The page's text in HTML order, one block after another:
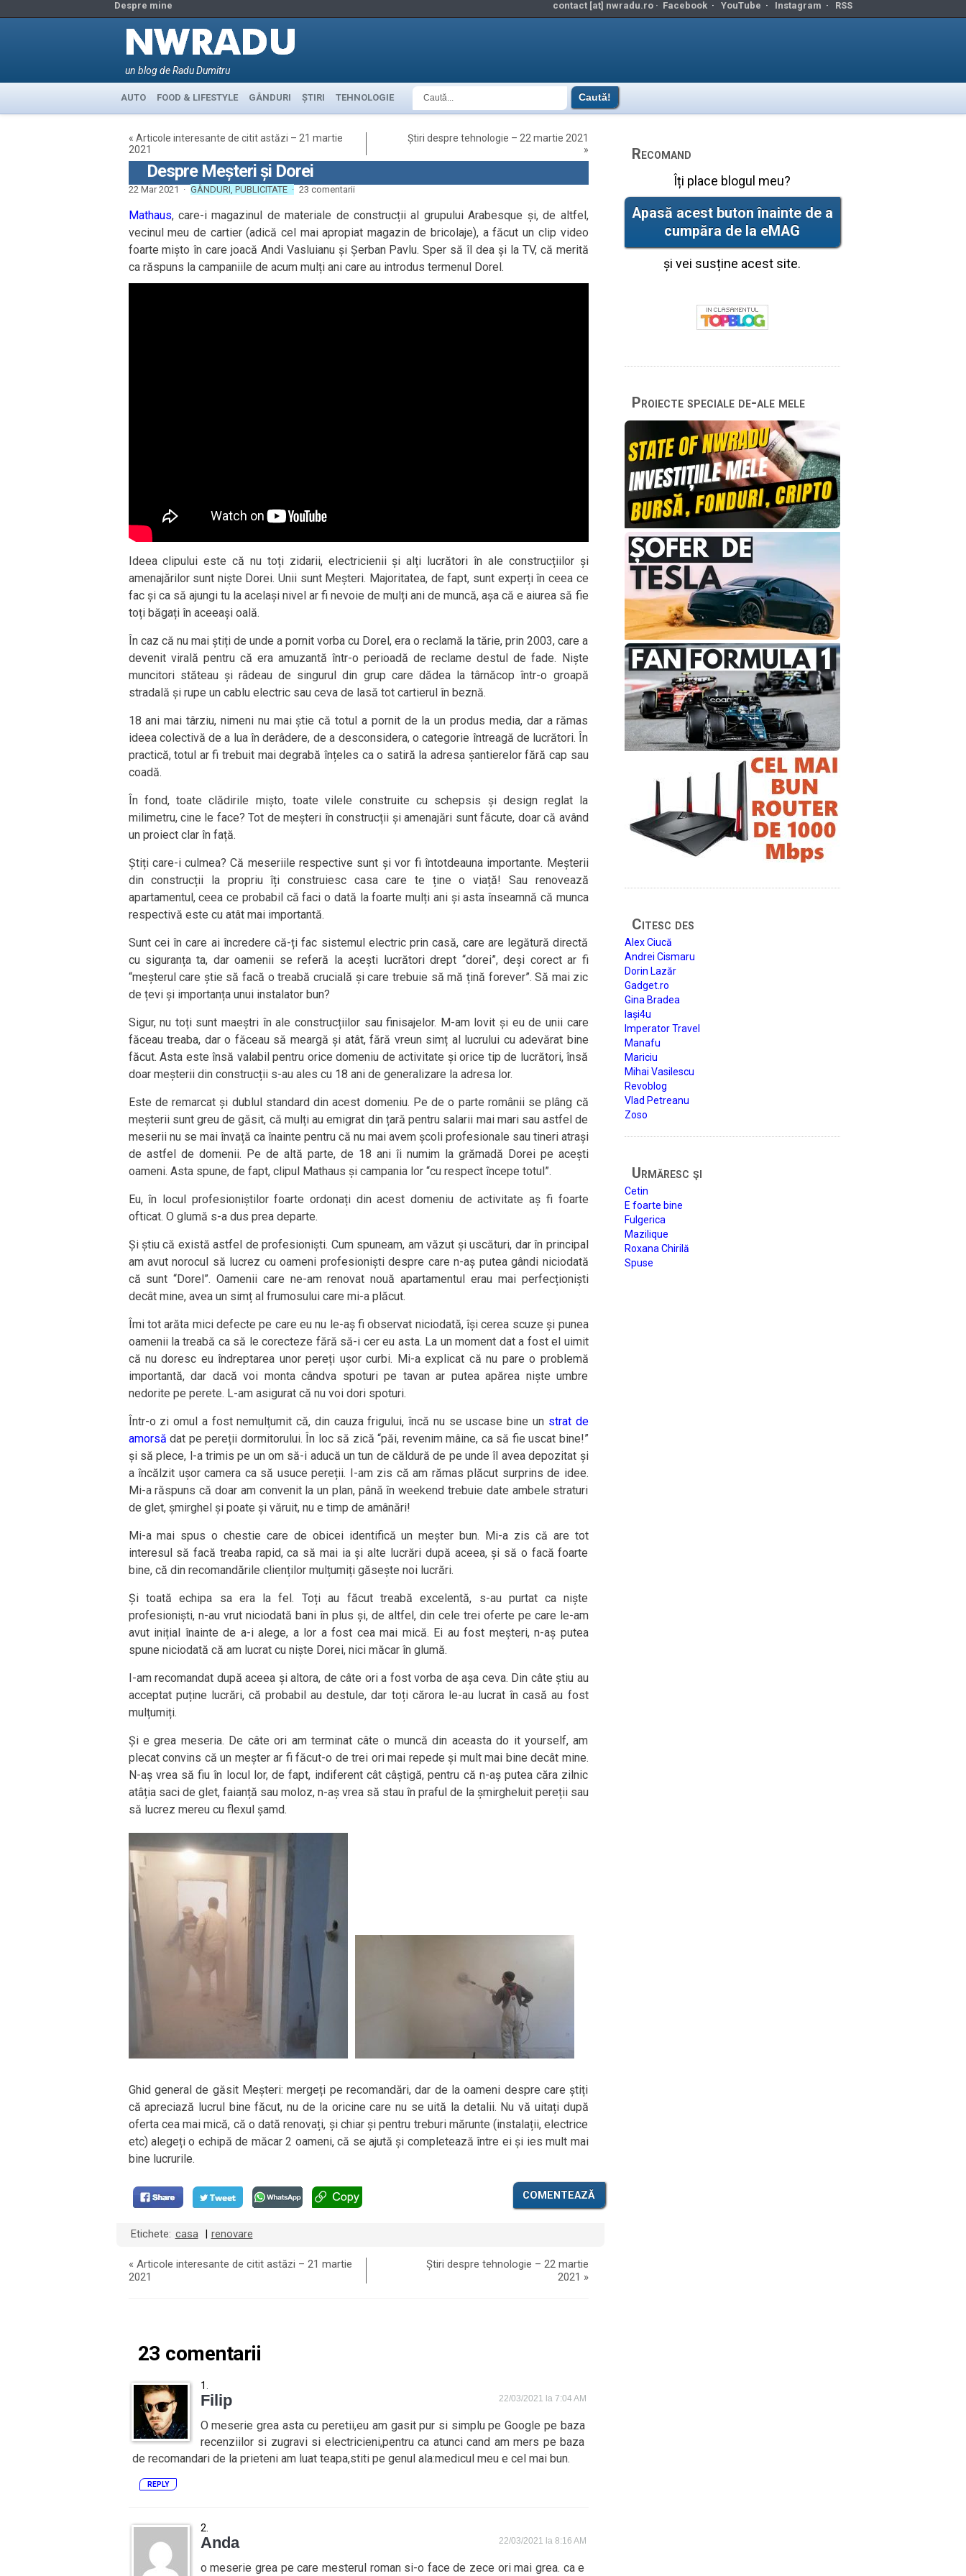
Despre mine contact [at] nwradu.ro · Facebook· YouTube · Instagram · RSS
un blog de Radu Dumitru
AUTO FOOD & LIFESTYLE GÂNDURI ȘTIRI TEHNOLOGIE
« Articole interesante de citit astăzi – 21 martie
2021
Știri despre tehnologie – 22 martie 2021
»
Despre Meșteri și Dorei
22 Mar 2021 · GÂNDURI, PUBLICITATE· 23 comentarii
Mathaus, care-i magazinul de materiale de construcții al grupului Arabesque și, de altfel,
vecinul meu de cartier (adică cel mai apropiat magazin de bricolaje), a făcut un clip video
foarte mișto în care joacă Andi Vasluianu și Șerban Pavlu. Sper să îl dea și la TV, că merită
ca răspuns la campaniile de acum mulți ani care au introdus termenul Dorel.
Ideea clipului este că nu toți zidarii, electricienii și alți lucrători în ale construcțiilor și
amenajărilor sunt niște Dorei. Unii sunt Meșteri. Majoritatea, de fapt, sunt experți în ceea ce
fac și ca să ajungi tu la același nivel ar fi nevoie de mulți ani de muncă, așa că e aiurea să fie
toți băgați în aceeași oală.
În caz că nu mai știți de unde a pornit vorba cu Dorel, era o reclamă la tărie, prin 2003, care a
devenit virală pentru că era amuzantă într-o perioadă de reclame destul de fade. Niște
muncitori stăteau și râdeau de singurul din grup care dădea la târnăcop într-o groapă
stradală și rupe un cablu electric sau ceva de lasă tot cartierul în beznă.
18 ani mai târziu, nimeni nu mai știe că totul a pornit de la un produs media, dar a rămas
ideea colectivă de a lua în derâdere, de a desconsidera, o categorie întreagă de lucrători. În
practică, totul ar fi trebuit mai degrabă înțeles ca o satiră la adresa șantierelor fără cap sau
coadă.
În fond, toate clădirile mișto, toate vilele construite cu schepsis și design reglat la
milimetru, cine le face? Tot de meșteri în construcții și amenajări sunt făcute, doar că având
un proiect clar în față.
Știți care-i culmea? Că meseriile respective sunt și vor fi întotdeauna importante. Meșterii
din construcții la propriu îți construiesc casa care te ține o viață! Sau renovează
apartamentul, ceea ce probabil că faci o dată la foarte mulți ani și asta înseamnă că munca
respectivă este cu atât mai importantă.
Sunt cei în care ai încredere că-ți fac sistemul electric prin casă, care are legătură directă
cu siguranța ta, dar oamenii se referă la acești lucrători drept “dorei”, deși corect ar fi
“meșterul care știe să facă o treabă crucială și care trebuie să mă țină forever”. Să mai zic
de țevi și importanța unui instalator bun?
Sigur, nu toți sunt maeștri în ale construcțiilor sau finisajelor. M-am lovit și eu de unii care
făceau treaba, dar o făceau să meargă și atât, fără vreun simț al lucrului cu adevărat bine
făcut. Asta este însă valabil pentru orice domeniu de activitate și orice tip de lucrători, însă
doar meșterii din construcții s-au ales cu 18 ani de generalizare la adresa lor.
Este de remarcat și dublul standard din acest domeniu. Pe de o parte românii se plâng că
meșterii sunt greu de găsit, că mulți au emigrat din țară pentru salarii mai mari sau astfel de
meserii nu se mai învață ca înainte pentru că nu mai avem școli profesionale sau tineri atrași
de astfel de domenii. Pe de altă parte, de 18 ani îi numim la grămadă Dorei pe acești
oameni. Asta spune, de fapt, clipul Mathaus și campania lor “cu respect începe totul”.
Eu, în locul profesioniștilor foarte ordonați din acest domeniu de activitate aș fi foarte
ofticat. O glumă s-a dus prea departe.
Și știu că există astfel de profesioniști. Cum spuneam, am văzut și uscături, dar în principal
am avut norocul să lucrez cu oameni profesioniști despre care n-aș putea gândi niciodată
că sunt “Dorel”. Oamenii care ne-am renovat nouă apartamentul erau mai perfecționiști
decât mine, avea un simț al frumosului care mi-a plăcut.
Îmi tot arăta mici defecte pe care eu nu le-aș fi observat niciodată, își cerea scuze și punea
oamenii la treabă ca să le corecteze fără să-i cer eu asta. La un moment dat a fost el uimit
că nu doresc eu îndreptarea unor pereți ușor curbi. Mi-a explicat că nu pare o problemă
importantă, dar dacă voi monta cândva spoturi pe tavan ar putea apărea niște umbre
nedorite pe perete. L-am asigurat că nu voi dori spoturi.
Într-o zi omul a fost nemulțumit că, din cauza frigului, încă nu se uscase bine un strat de
amorsă dat pe pereții dormitorului. În loc să zică “păi, revenim mâine, ca să fie uscat bine!”
și să plece, l-a trimis pe un om să-i aducă un tun de căldură de pe unde îl avea depozitat și
a încălzit ușor camera ca să usuce pereții. I-am zis că am rămas plăcut surprins de idee.
Mi-a răspuns că doar am convenit la un plan, până în weekend trebuie date ambele straturi
de glet, șmirghel și poate și văruit, nu e timp de amânări!
Mi-a mai spus o chestie care de obicei identifică un meșter bun. Mi-a zis că are tot
interesul să facă treaba rapid, ca să mai ia și alte lucrări după aceea, și să o facă foarte
bine, că din recomandările clienților mulțumiți găsește noi lucrări.
Și toată echipa sa era la fel. Toți au făcut treabă excelentă, s-au purtat ca niște
profesioniști, n-au vrut niciodată bani în plus și, de altfel, din cele trei oferte pe care le-am
avut inițial înainte de a-i alege, a lor a fost cea mai mică. Ei au fost meșteri, n-aș putea
spune niciodată că am lucrat cu niște Dorei, nici măcar în glumă.
I-am recomandat după aceea și altora, de câte ori a fost vorba de așa ceva. Din câte știu au
acceptat puține lucrări, că probabil au destule, dar toți cărora le-au lucrat în casă au fost
mulțumiți.
Și e grea meseria. De câte ori am terminat câte o muncă din aceasta do it yourself, am
plecat convins că un meșter ar fi făcut-o de trei ori mai repede și mult mai bine decât mine.
N-aș vrea să fiu în locul lor, de fapt, indiferent cât câștigă, pentru că n-aș putea căra zilnic
atâția saci de glet, faianță sau moloz, n-aș vrea să stau în praful de la șmirgheluit pereții sau
să lucrez mereu cu flexul șamd.
Ghid general de găsit Meșteri: mergeți pe recomandări, dar de la oameni despre care știți
că apreciază lucrul bine făcut, nu de la oricine care nu se uită la detalii. Nu vă uitați după
oferta cea mai mică, că o dată renovați, și chiar și pentru treburi mărunte (instalații, electrice
etc) alegeți o echipă de măcar 2 oameni, că se ajută și completează între ei și ies mult mai
bine lucrurile.
COMENTEAZĂ
Etichete: casa renovare
« Articole interesante de citit astăzi – 21 martie
2021
Știri despre tehnologie – 22 martie
2021 »
23 comentarii
Filip 22/03/2021 la 7:04 AM
O meserie grea asta cu peretii,eu am gasit pur si simplu pe Google pe baza
recenziilor si zugravi si electricieni,pentru ca atunci cand am mers pe baza
de recomandari de la prieteni am luat teapa,stiti pe genul ala:medicul meu e cel mai bun.
REPLY
Anda 22/03/2021 la 8:16 AM
o meserie grea pe care mesterul roman si-o face de zece ori mai grea. ca e
Recomand
Îți place blogul meu?
Apasă acest buton înainte de a
cumpăra de la eMAG
și vei susține acest site.
Proiecte speciale de-ale mele
Citesc des
Alex Ciucă
Andrei Cismaru
Dorin Lazăr
Gadget.ro
Gina Bradea
Iași4u
Imperator Travel
Manafu
Mariciu
Mihai Vasilescu
Revoblog
Vlad Petreanu
Zoso
Urmăresc şi
Cetin
E foarte bine
Fulgerica
Mazilique
Roxana Chirilă
Spuse